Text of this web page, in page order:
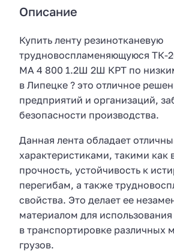
Описание
Купить ленту резинотканевую
трудновоспламеняющуюся ТК-
МА 4 800 1.2Ш 2Ш КРТ по
в Липецке ? это отличное
предприятий и организаций,
безопасности производства.
Данная лента обладает
характеристиками, такими как
прочность, устойчивость к
перегибам, а также
свойства. Это делает ее
материалом для
в транспортировке различных
грузов.